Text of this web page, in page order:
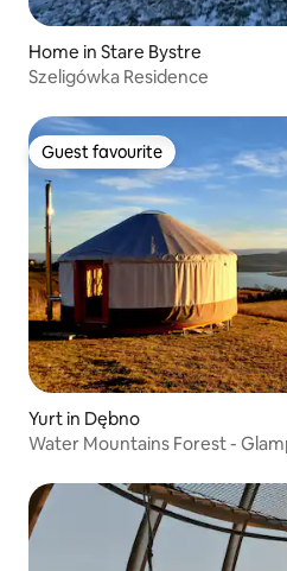
Home in Stare Bystre
Szeligówka Residence
Guest favourite
Guest favourite
Yurt in Dębno
Water Mountains Forest -